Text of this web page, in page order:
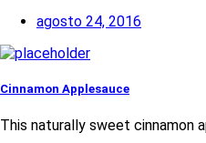
agosto 24, 2016
Cinnamon Applesauce
This naturally sweet cinnamon